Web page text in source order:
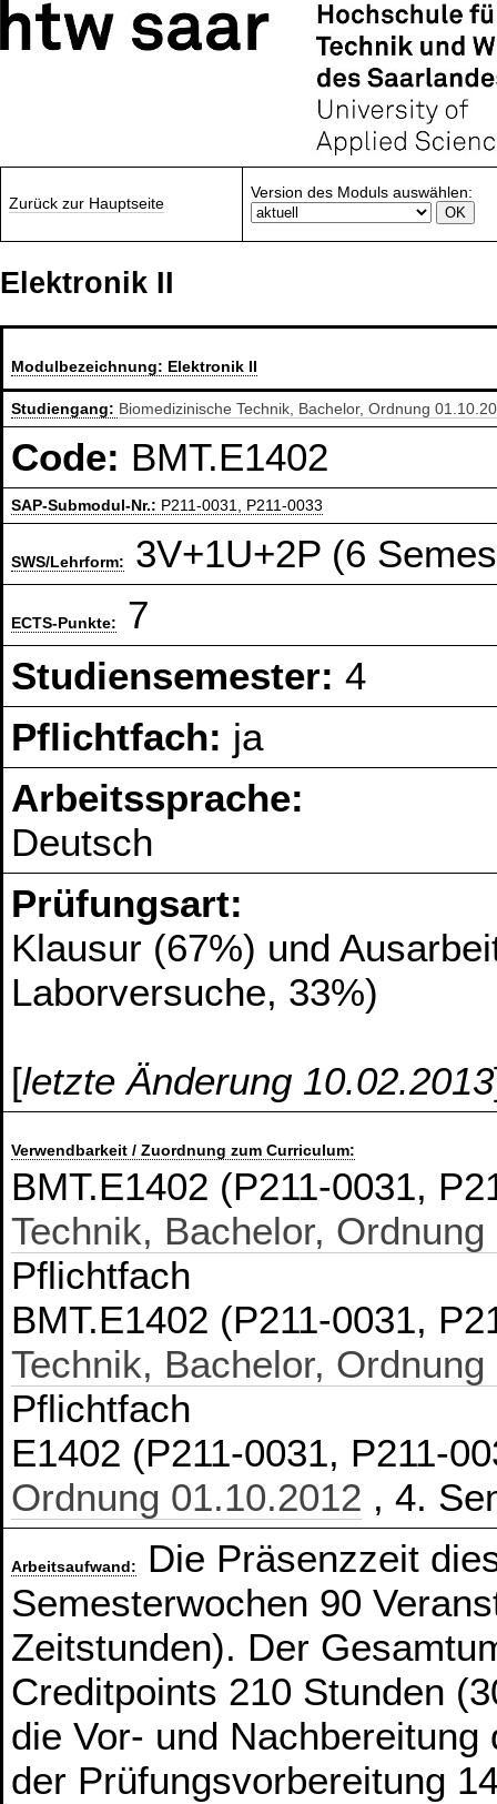
Zurück zur Hauptseite
Version des Moduls auswählen:
Elektronik II
Modulbezeichnung: Elektronik II
Studiengang: Biomedizinische Technik, Bachelor, Ordnung
Code: BMT.E1402
SAP-Submodul-Nr.: P211-0031, P211-0033
SWS/Lehrform: 3V+1U+2P (6
ECTS-Punkte:
7
Studiensemester:4
Pflichtfach: ja
Arbeitssprache:
Deutsch
Prüfungsart:
Klausur (67%) und
Laborversuche, 33%)
[letzte Änderung 10.02.2013
Verwendbarkeit / Zuordnung zum Curriculum:
BMT.E1402 (P211-0031,
Technik, Bachelor, Ordnung
Pflichtfach
BMT.E1402 (P211-0031,
Technik, Bachelor,
Pflichtfach
E1402 (P211-0031, P211-
Ordnung 01.10.2012 , 4.
Arbeitsaufwand:
Die Präsenzzeit
Semesterwochen 90
Zeitstunden). Der
Creditpoints 210 Stunden
die Vor- und
der Prüfungsvorbereitung